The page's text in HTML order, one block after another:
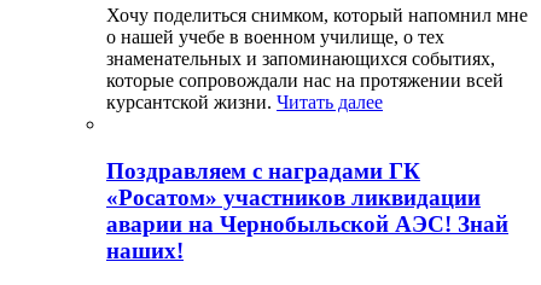
Хочу поделиться снимком, который напомнил мне
о нашей учебе в военном училище, о тех
знаменательных и запоминающихся событиях,
которые сопровождали нас на протяжении всей
курсантской жизни. Читать далее
Поздравляем с наградами ГК
«Росатом» участников ликвидации
аварии на Чернобыльской АЭС! Знай
наших!